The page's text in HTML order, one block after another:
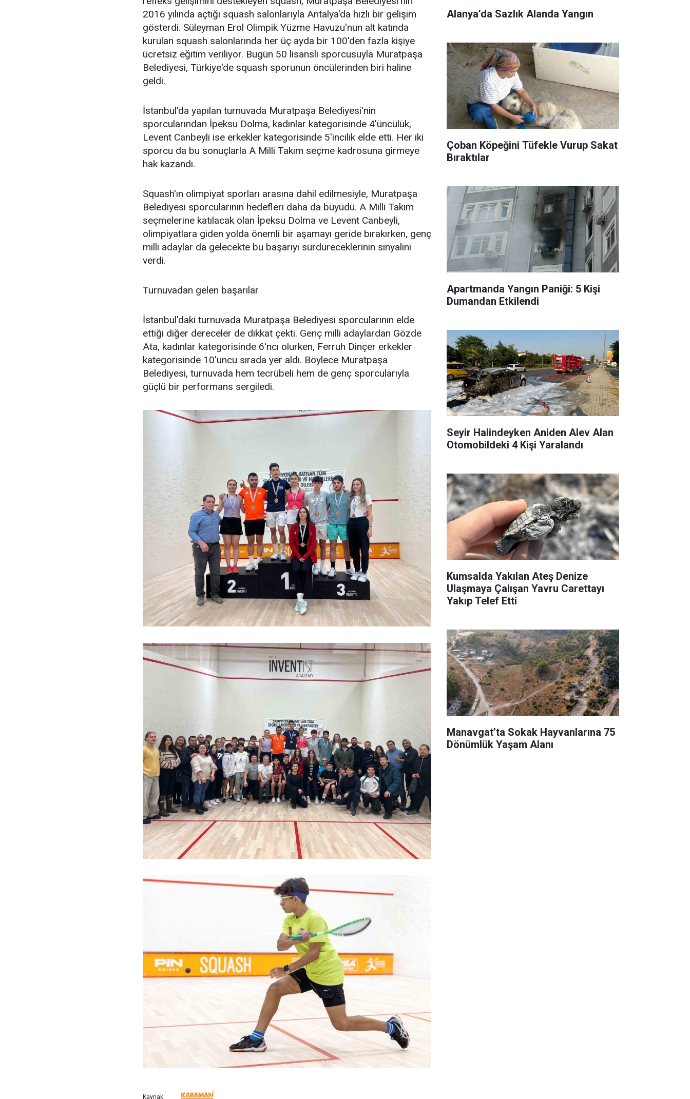
2016 yılında açtığı squash salonlarıyla Antalya'da hızlı bir gelişim
gösterdi. Süleyman Erol Olimpik Yüzme Havuzu'nun alt katında
kurulan squash salonlarında her üç ayda bir 100'den fazla kişiye
ücretsiz eğitim veriliyor. Bugün 50 lisanslı sporcusuyla Muratpaşa
Belediyesi, Türkiye'de squash sporunun öncülerinden biri haline
geldi.
İstanbul'da yapılan turnuvada Muratpaşa Belediyesi'nin
sporcularından İpeksu Dolma, kadınlar kategorisinde 4'üncülük,
Levent Canbeyli ise erkekler kategorisinde 5'incilik elde etti. Her iki
sporcu da bu sonuçlarla A Milli Takım seçme kadrosuna girmeye
hak kazandı.
Squash'ın olimpiyat sporları arasına dahil edilmesiyle, Muratpaşa
Belediyesi sporcularının hedefleri daha da büyüdü. A Milli Takım
seçmelerine katılacak olan İpeksu Dolma ve Levent Canbeyli,
olimpiyatlara giden yolda önemli bir aşamayı geride bırakırken, genç
milli adaylar da gelecekte bu başarıyı sürdüreceklerinin sinyalini
verdi.
Turnuvadan gelen başarılar
İstanbul'daki turnuvada Muratpaşa Belediyesi sporcularının elde
ettiği diğer dereceler de dikkat çekti. Genç milli adaylardan Gözde
Ata, kadınlar kategorisinde 6'ncı olurken, Ferruh Dinçer erkekler
kategorisinde 10'uncu sırada yer aldı. Böylece Muratpaşa
Belediyesi, turnuvada hem tecrübeli hem de genç sporcularıyla
güçlü bir performans sergiledi.
Kaynak:
Alanya’da Sazlık Alanda Yangın
Çoban Köpeğini Tüfekle Vurup Sakat
Bıraktılar
Apartmanda Yangın Paniği: 5 Kişi
Dumandan Etkilendi
Seyir Halindeyken Aniden Alev Alan
Otomobildeki 4 Kişi Yaralandı
Kumsalda Yakılan Ateş Denize
Ulaşmaya Çalışan Yavru Carettayı
Yakıp Telef Etti
Manavgat’ta Sokak Hayvanlarına 75
Dönümlük Yaşam Alanı